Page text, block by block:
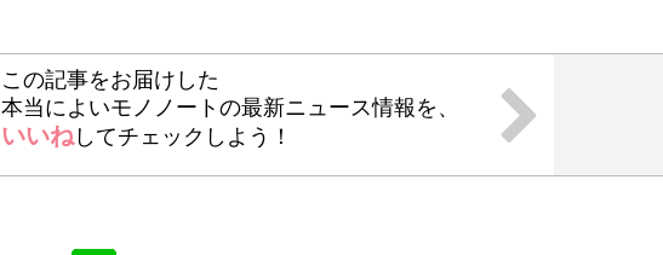
この記事をお届けした
本当によいモノノートの最新ニュース情報を、
いいねしてチェックしよう！